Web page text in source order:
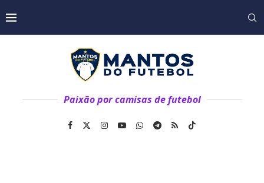
Paixão por camisas de futebol